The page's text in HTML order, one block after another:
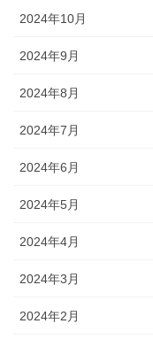
2024年10月
2024年9月
2024年8月
2024年7月
2024年6月
2024年5月
2024年4月
2024年3月
2024年2月